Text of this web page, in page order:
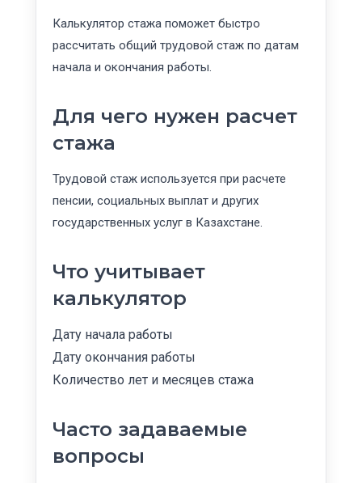
Калькулятор стажа поможет быстро
рассчитать общий трудовой стаж по датам
начала и окончания работы.
Для чего нужен расчет
стажа
Трудовой стаж используется при расчете
пенсии, социальных выплат и других
государственных услуг в Казахстане.
Что учитывает
калькулятор
Дату начала работы
Дату окончания работы
Количество лет и месяцев стажа
Часто задаваемые
вопросы